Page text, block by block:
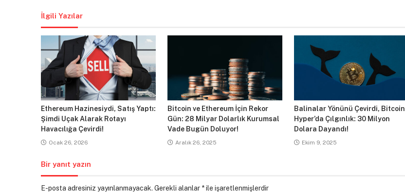
İlgili Yazılar
Ethereum Hazinesiydi, Satış Yaptı:
Şimdi Uçak Alarak Rotayı
Havacılığa Çevirdi!
Ocak 26, 2026
Bitcoin ve Ethereum İçin Rekor
Gün: 28 Milyar Dolarlık Kurumsal
Vade Bugün Doluyor!
Aralık 26, 2025
Balinalar Yönünü Çevirdi, Bitcoin
Hyper’da Çılgınlık: 30 Milyon
Dolara Dayandı!
Ekim 9, 2025
Bir yanıt yazın
E-posta adresiniz yayınlanmayacak. Gerekli alanlar *ile işaretlenmişlerdir